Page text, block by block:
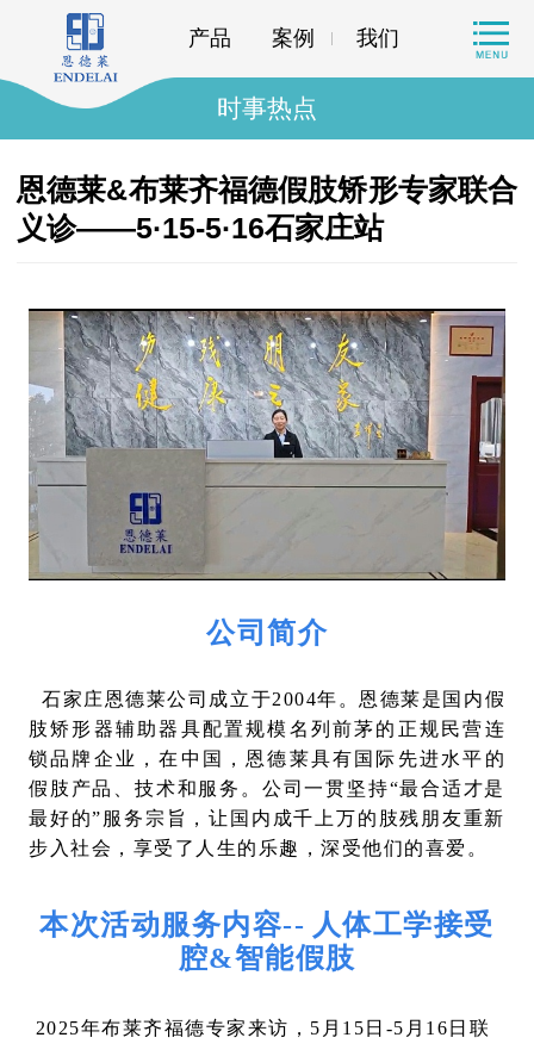
产品 案例 我们
时事热点
恩德莱&布莱齐福德假肢矫形专家联合
义诊——5·15-5·16石家庄站
公司简介
石家庄恩德莱公司成立于2004年。恩德莱是国内假
肢矫形器辅助器具配置规模名列前茅的正规民营连
锁品牌企业，在中国，恩德莱具有国际先进水平的
假肢产品、技术和服务。公司一贯坚持“最合适才是
最好的”服务宗旨，让国内成千上万的肢残朋友重新
步入社会，享受了人生的乐趣，深受他们的喜爱。
本次活动服务内容-- 人体工学接受
腔&智能假肢
2025年布莱齐福德专家来访，5月15日-5月16日联